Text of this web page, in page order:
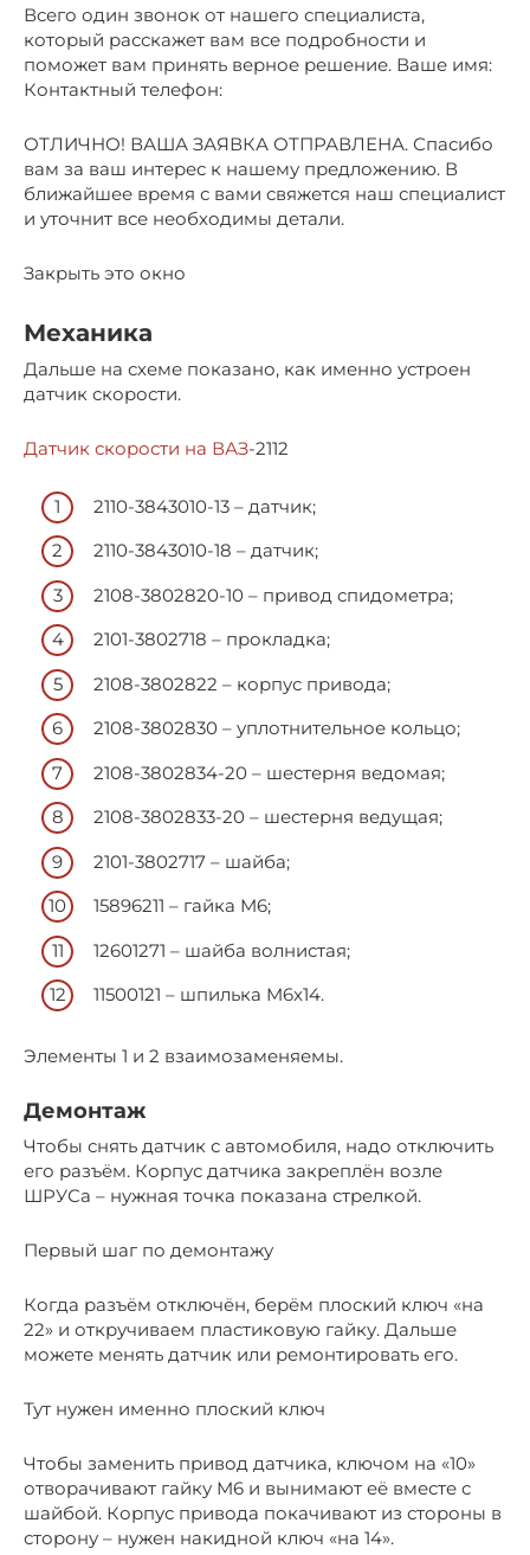
Всего один звонок от нашего специалиста,
который расскажет вам все подробности и
поможет вам принять верное решение. Ваше имя:
Контактный телефон:
ОТЛИЧНО! ВАША ЗАЯВКА ОТПРАВЛЕНА. Спасибо
вам за ваш интерес к нашему предложению. В
ближайшее время с вами свяжется наш специалист
и уточнит все необходимы детали.
Закрыть это окно
Механика
Дальше на схеме показано, как именно устроен
датчик скорости.
Датчик скорости на ВАЗ-2112
2110-3843010-13 – датчик;
2110-3843010-18 – датчик;
2108-3802820-10 – привод спидометра;
2101-3802718 – прокладка;
2108-3802822 – корпус привода;
2108-3802830 – уплотнительное кольцо;
2108-3802834-20 – шестерня ведомая;
2108-3802833-20 – шестерня ведущая;
2101-3802717 – шайба;
15896211 – гайка M6;
12601271 – шайба волнистая;
11500121 – шпилька M6x14.
Элементы 1 и 2 взаимозаменяемы.
Демонтаж
Чтобы снять датчик с автомобиля, надо отключить
его разъём. Корпус датчика закреплён возле
ШРУСа – нужная точка показана стрелкой.
Первый шаг по демонтажу
Когда разъём отключён, берём плоский ключ «на
22» и откручиваем пластиковую гайку. Дальше
можете менять датчик или ремонтировать его.
Тут нужен именно плоский ключ
Чтобы заменить привод датчика, ключом на «10»
отворачивают гайку M6 и вынимают её вместе с
шайбой. Корпус привода покачивают из стороны в
сторону – нужен накидной ключ «на 14».